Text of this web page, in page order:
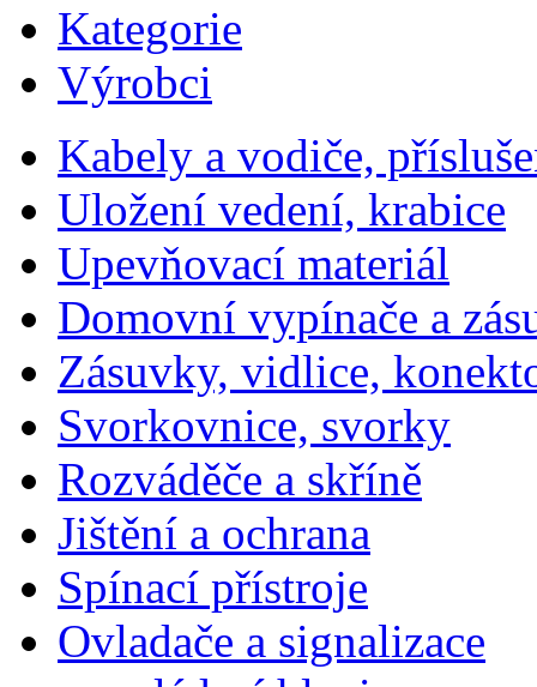
Kategorie
Výrobci
Kabely a vodiče,
Uložení vedení, krabice
Upevňovací materiál
Domovní vypínače a
Zásuvky, vidlice,
Svorkovnice, svorky
Rozváděče a skříně
Jištění a ochrana
Spínací přístroje
Ovladače a signalizace